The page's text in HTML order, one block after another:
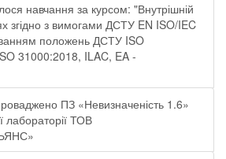
навчання за курсом: "Внутрішній
згідно з вимогами ДСТУ EN ISO/IEC
положень ДСТУ ISO
31000:2018, ILAC, EA -
ПЗ «Невизначеність 1.6»
лабораторії ТОВ